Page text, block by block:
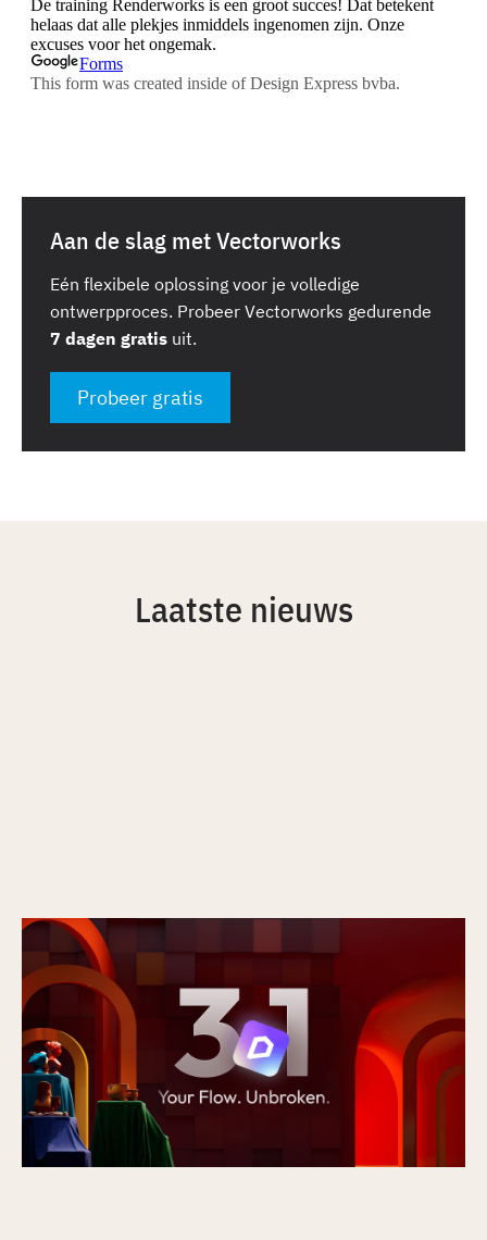
Aan de slag met Vectorworks
Eén flexibele oplossing voor je volledige
ontwerpproces. Probeer Vectorworks gedurende
7 dagen gratis uit.
Probeer gratis
Laatste nieuws
Nieuw in D5 3.1: van rendering naar een
volledig presentatieplatform
Gepubliceerd op 16/7/2026